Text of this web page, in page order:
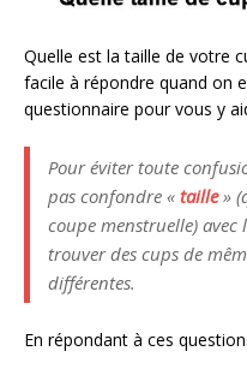
Quelle est la taille de votre
facile à répondre quand on
questionnaire pour vous y
Pour éviter toute
pas confondre « taille»
coupe menstruelle)
trouver des cups de
différentes.
En répondant à ces